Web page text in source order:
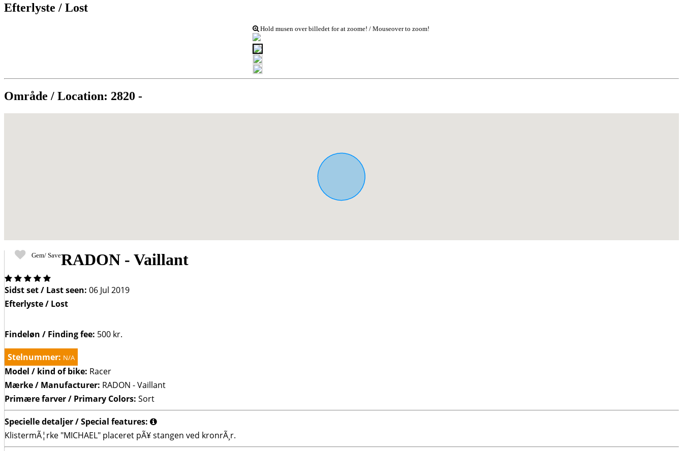
Efterlyste / Lost
Hold musen over billedet for at zoome! / Mouseover to zoom!
Område / Location: 2820 -
Gem/ SaveRADON - Vaillant
Four
out
Five
Sidst set / Last seen: 06 Jul 2019
Efterlyste / Lost
Findeløn / Finding fee: 500 kr.
Stelnummer: N/A
Model / kind of bike: Racer
Mærke / Manufacturer: RADON - Vaillant
Primære farver / Primary Colors: Sort
Specielle detaljer / Special features:
KlistermÃ¦rke "MICHAEL" placeret pÃ¥ stangen ved kronrÃ¸r.